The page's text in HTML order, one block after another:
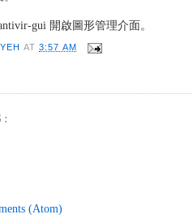
gui 開啟圖形管理介面。
AT3:57 AM
(Atom)